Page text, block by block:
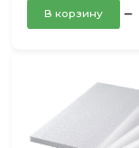
В корзину